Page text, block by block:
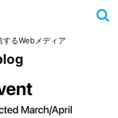
するWebメディア